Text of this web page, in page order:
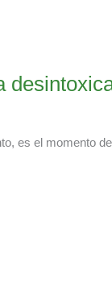
es el momento